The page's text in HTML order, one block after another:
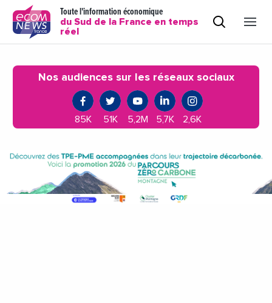
Toute l'information économique
du Sud de la France en temps
réel
Nos audiences sur les réseaux sociaux
85K 51K 5,2M 5,7K 2,6K